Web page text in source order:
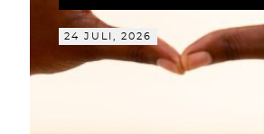
24 JULI, 2026